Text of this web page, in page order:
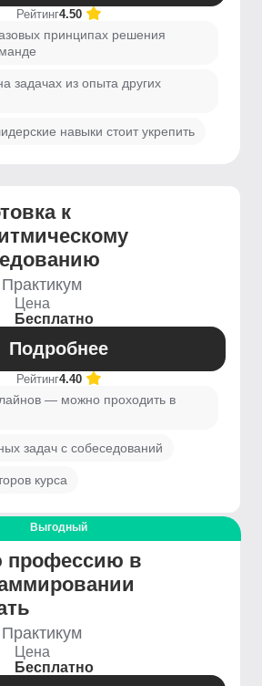
Рейтинг4.50
принципах решения
задачах из опыта других
навыки стоит укрепить
к
Цена
Бесплатно
Подробнее
Рейтинг4.40
— можно проходить в
задач с собеседований
курса
Выгодный
профессию в
Цена
Бесплатно